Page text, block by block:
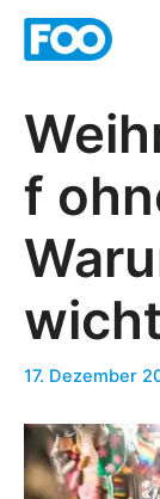
Zum
Inhalt
f
17. Dezember